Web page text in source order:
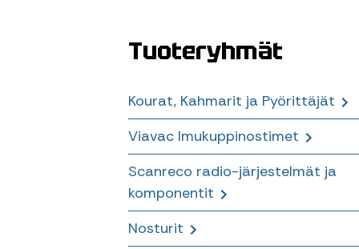
Tuoteryhmät
Kourat, Kahmarit ja Pyörittäjät
Puukourat ja Sahakourat
Monitoimikourat, Kierrätyskourat
ja Energiakourat
Lajittelu- ja Purkukourat
Viavac Imukuppinostimet
Lisävarusteet
Paneelinostimet seinä- ja
kattoelementtien nostoihin
Scanreco radio-järjestelmät ja
komponentit
Scanreco Radiojärjestelmät
Nosturit